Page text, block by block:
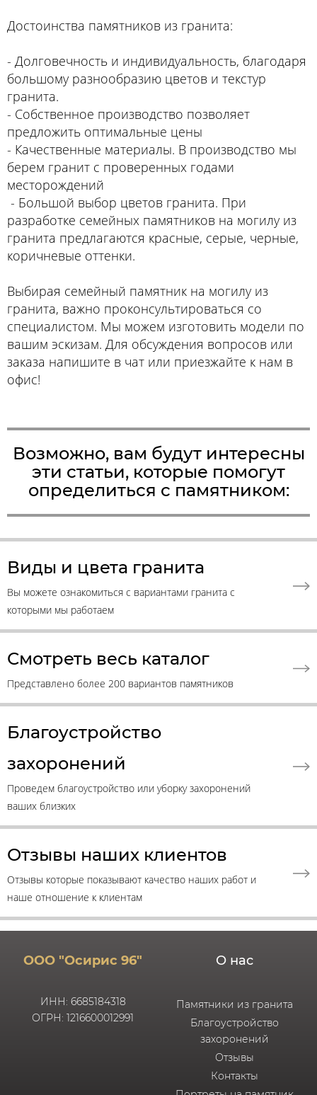
Достоинства памятников из гранита:
- Долговечность и индивидуальность, благодаря
большому разнообразию цветов и текстур
гранита.
- Собственное производство позволяет
предложить оптимальные цены
- Качественные материалы. В производство мы
берем гранит с проверенных годами
месторождений
- Большой выбор цветов гранита. При
разработке семейных памятников на могилу из
гранита предлагаются красные, серые, черные,
коричневые оттенки.
Выбирая семейный памятник на могилу из
гранита, важно проконсультироваться со
специалистом. Мы можем изготовить модели по
вашим эскизам. Для обсуждения вопросов или
заказа напишите в чат или приезжайте к нам в
офис!
Возможно, вам будут интересны
эти статьи, которые помогут
определиться с памятником:
Виды и цвета гранита
Вы можете ознакомиться с вариантами гранита с
которыми мы работаем
Смотреть весь каталог
Представлено более 200 вариантов памятников
Благоустройство
захоронений
Проведем благоустройство или уборку захоронений
ваших близких
Отзывы наших клиентов
Отзывы которые показывают качество наших работ и
наше отношение к клиентам
ООО "Осирис 96"
ИНН: 6685184318
ОГРН: 1216600012991
О нас
Памятники из гранита
Благоустройство
захоронений
Отзывы
Контакты